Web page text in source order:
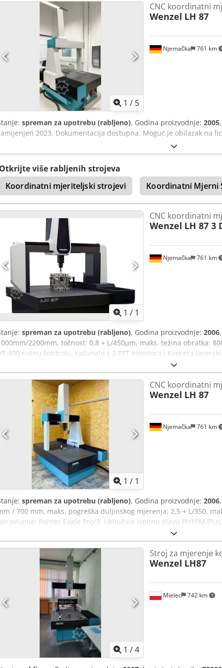
Djdpfxjw H Au Rj Ad Isck
1 / 5
Njemačka 761 km
CNC koordinatni
Wenzel LH 87
spreman za upotrebu (rabljeno), Godina proizvodnje: 2005
2023. Dokumentacija dostupna. Moguć je obilazak na
više rabljenih strojeva
Koordinatni mjeriteljski strojevi
Koordinatni Mjerni
1 / 1
Njemačka 761 km
CNC koordinatni
Wenzel LH 87 3
spreman za upotrebu (rabljeno), Godina proizvodnje: 2006
2200mm, točnost: 0,8 + L/450µm, maks. težina obratka:
400 ručnu kontrolu, računalo s 2 TFT monitora i Kyocera
dostupna. Moguć je obilazak na licu mjesta.
1 / 1
Njemačka 761 km
CNC koordinatni
Wenzel LH 87
spreman za upotrebu (rabljeno), Godina proizvodnje: 2006
/ 700 mm, maks. pogreška duljinskog mjerenja: 2,5 + L/350,
Pantec Eagle Pro/3. Uključuje ispitnu glavu PH10M
dijelova, kalibracijsku kuglu, industrijsko računalo, Inca 3D
kalibracijom. Stroj se može dodatno opremiti drugim
pregleda na licu mjesta. Dodpjw H Au Dofx Ad Ieck
1 /4
Mielec 742 km
Stroj za mjerenje
Wenzel LH87